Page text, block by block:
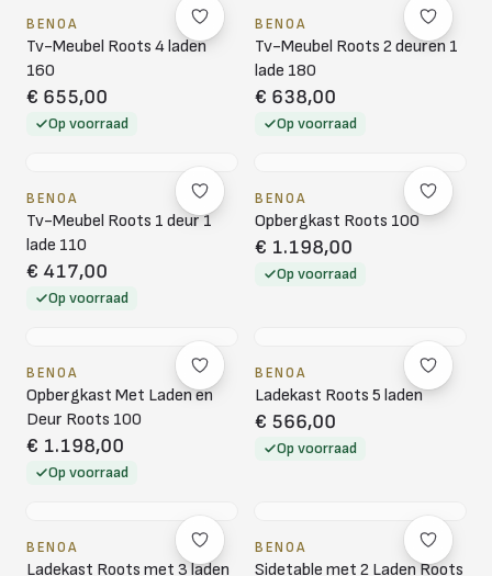
BENOA
Tv-Meubel Roots 4 laden
160
€ 655,00
Op voorraad
BENOA
Tv-Meubel Roots 2 deuren 1
lade 180
€ 638,00
Op voorraad
BENOA
Tv-Meubel Roots 1 deur 1
lade 110
€ 417,00
Op voorraad
BENOA
Opbergkast Roots 100
€ 1.198,00
Op voorraad
BENOA
Opbergkast Met Laden en
Deur Roots 100
€ 1.198,00
Op voorraad
BENOA
Ladekast Roots 5 laden
€ 566,00
Op voorraad
BENOA
Ladekast Roots met 3 laden
BENOA
Sidetable met 2 Laden Roots